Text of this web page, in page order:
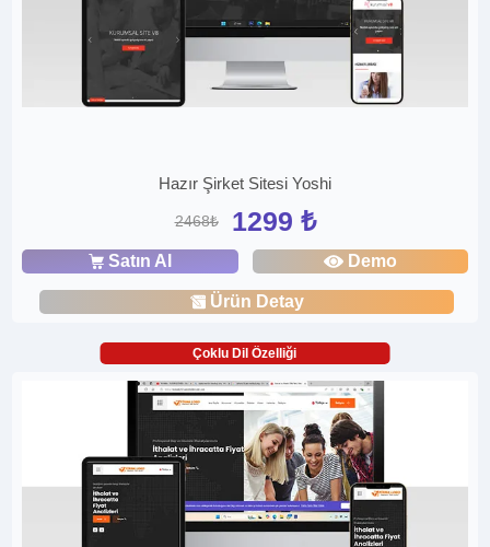
Hazır Şirket Sitesi Yoshi
2468₺ 1299 ₺
Satın Al Demo
Ürün Detay
Çoklu Dil Özelliği